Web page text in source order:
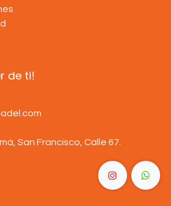
de ti!
San Francisco, Calle 67